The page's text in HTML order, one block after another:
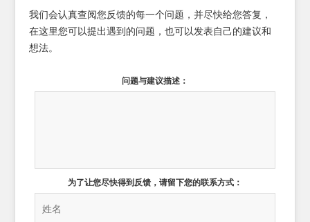
我们会认真查阅您反馈的每一个问题，并尽快给您答复，
在这里您可以提出遇到的问题，也可以发表自己的建议和
想法。
问题与建议描述：
为了让您尽快得到反馈，请留下您的联系方式：